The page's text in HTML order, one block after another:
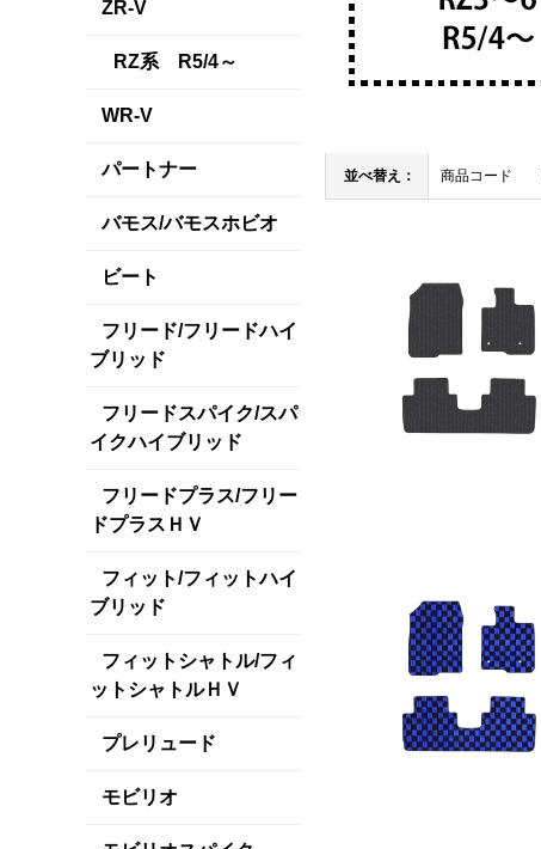
ZR-V
RZ系 R5/4～
WR-V
パートナー
バモス/バモスホビオ
ビート
フリード/フリードハイ
ブリッド
フリードスパイク/スパ
イクハイブリッド
フリードプラス/フリー
ドプラスＨＶ
フィット/フィットハイ
ブリッド
フィットシャトル/フィ
ットシャトルＨＶ
プレリュード
モビリオ
並べ替え： 商品コード